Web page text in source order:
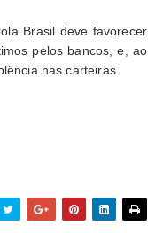
Brasil deve favorecer
pelos bancos, e, ao
nas carteiras.